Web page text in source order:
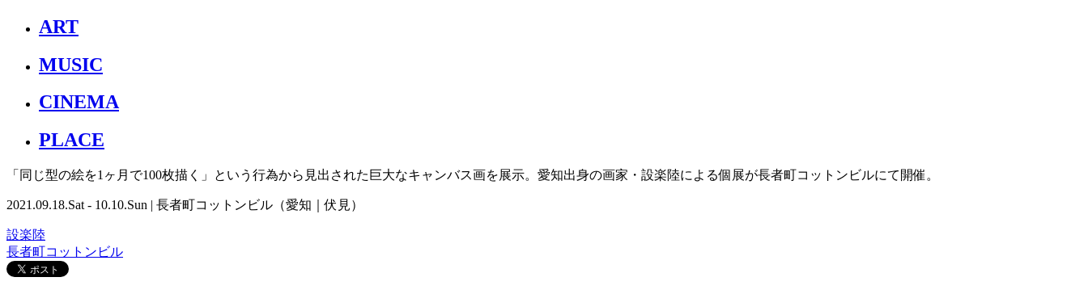
ART
MUSIC
CINEMA
PLACE
「同じ型の絵を1ヶ月で100枚描く」という行為から見出された巨大なキャンバス画を展示。愛知出身の画家・設楽陸による個展が長者町コットンビルにて開催。
2021.09.18.Sat - 10.10.Sun | 長者町コットンビル（愛知｜伏見）
設楽陸
長者町コットンビル